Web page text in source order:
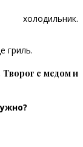
гриль.
с медом и